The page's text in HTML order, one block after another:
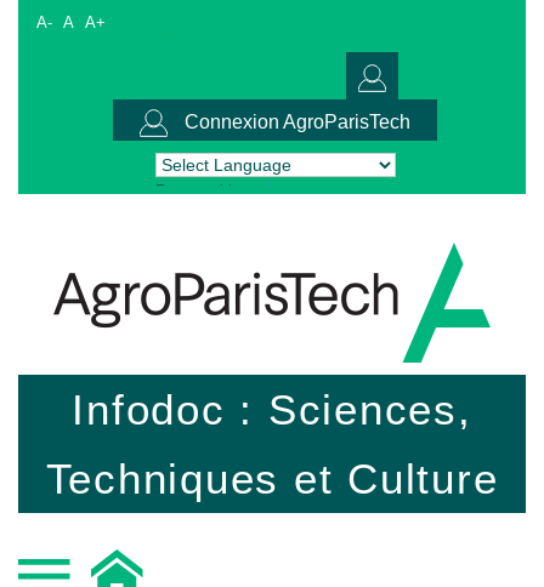
A- A A+
Connexion AgroParisTech
Powered by Translate
Infodoc : Sciences,
Techniques et Culture